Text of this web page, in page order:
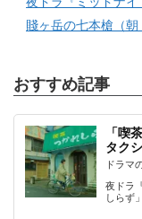
賤ヶ岳の七本槍（朝
おすすめ記事
「喫
タク
ドラマ
夜ドラ
しらず